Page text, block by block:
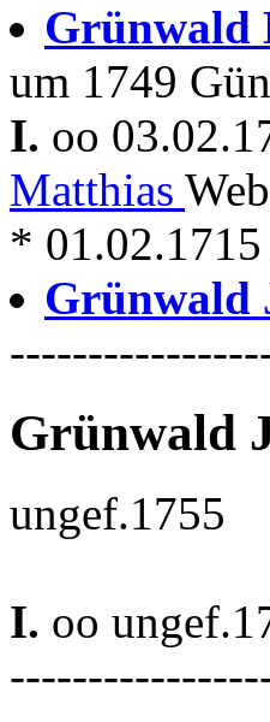
Grünwald
um 1749
I. oo
Matthias
*
Grünwald
Grünwald
ungef.1755
I. oo